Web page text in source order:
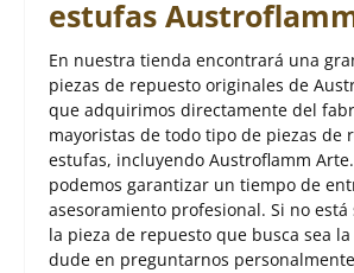
estufas
En nuestra tienda encontrará una
piezas de repuesto originales de
que adquirimos directamente del
mayoristas de todo tipo de piezas de
estufas, incluyendo Austroflamm
podemos garantizar un tiempo de
asesoramiento profesional. Si no
la pieza de repuesto que busca sea
dude en preguntarnos